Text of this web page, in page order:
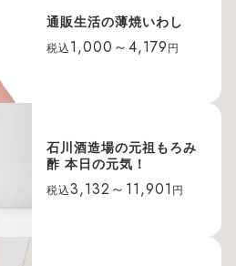
通販生活の薄焼いわし
税込 1,000～4,179 円
石川酒造場の元祖もろみ
酢 本日の元気！
税込3,132～11,901 円